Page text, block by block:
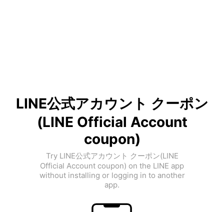
LINE公式アカウント クーポン
(LINE Official Account
coupon)
Try LINE公式アカウント クーポン(LINE
Official Account coupon) on the LINE app
without installing or logging in to another
app.